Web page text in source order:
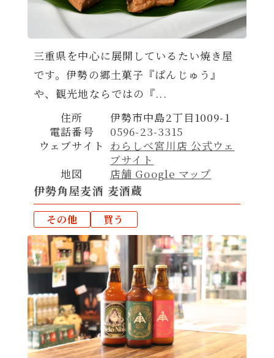
三重県を中心に展開しているたい焼き屋
です。伊勢の郷土菓子『ぱんじゅう』
や、観光地ならではの『...
住所
伊勢市中島2丁目1009-1
電話番号
0596-23-3315
ウェブサイト わらしべ宮川店 公式ウェ
ブサイト
地図
店舗 Google マップ
伊勢角屋麦酒 麦酒蔵
その他 買う